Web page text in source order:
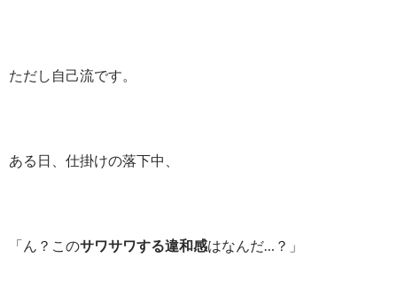
ただし自己流です。
ある日、仕掛けの落下中、
「ん？このサワサワする違和感はなんだ…？」